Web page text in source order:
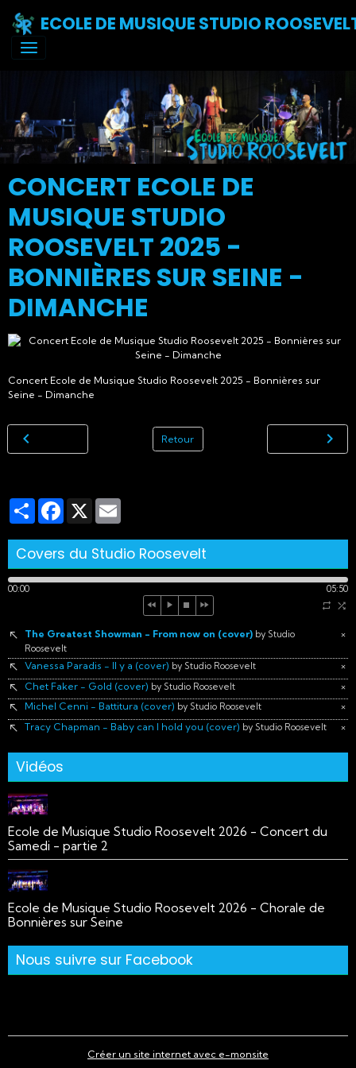
ECOLE DE MUSIQUE STUDIO
CONCERT ECOLE DE
MUSIQUE STUDIO
ROOSEVELT 2025 -
BONNIÈRES SUR SEINE -
DIMANCHE
Concert Ecole de Musique Studio Roosevelt 2025 - Bonnières sur
Seine - Dimanche
Retour
PartagerFacebook
X
Covers du Studio Roosevelt
00:00 05:50
×
The Greatest Showman - From now on (cover) by Studio
Roosevelt
×
Vanessa Paradis - Il y a (cover) by Studio Roosevelt
×
Chet Faker - Gold (cover) by Studio Roosevelt
×
Michel Cenni - Battitura (cover) by Studio Roosevelt
×
Tracy Chapman - Baby can I hold you (cover) by Studio Roosevelt
Vidéos
Ecole de Musique Studio Roosevelt 2026 - Concert du
Samedi - partie 2
Ecole de Musique Studio Roosevelt 2026 - Chorale de
Bonnières sur Seine
Nous suivre sur Facebook
Créer un site internet avec e-monsite